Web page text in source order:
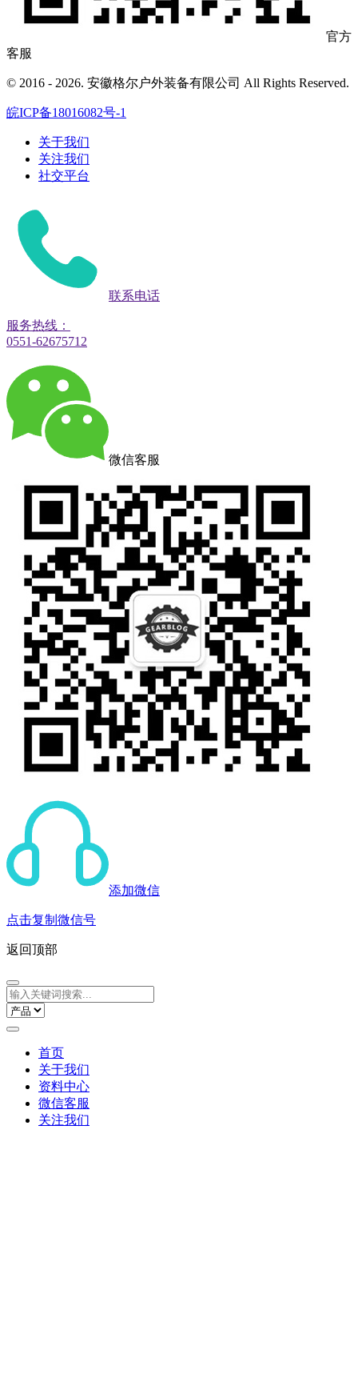
官方
客服
© 2016 - 2026. 安徽格尔户外装备有限公司 All Rights Reserved.
皖ICP备18016082号-1
关于我们
关注我们
社交平台
联系电话
服务热线：
0551-62675712
微信客服
添加微信
点击复制微信号
返回顶部
首页
关于我们
资料中心
微信客服
关注我们